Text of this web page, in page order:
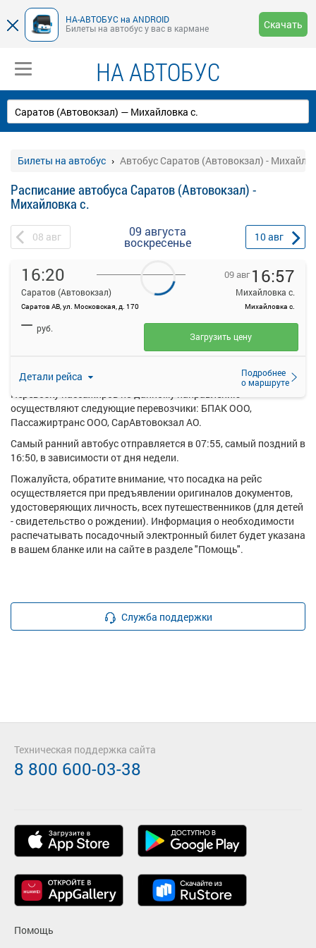
НА-АВТОБУС на ANDROID
Билеты на автобус у вас в кармане
Скачать
НА АВТОБУС
Билеты на автобус Автобус Саратов (Автовокзал) -
Расписание автобуса Саратов (Автовокзал) -
Михайловка с.
08 авг 09 августа
воскресенье 10авг
16:20
Саратов (Автовокзал)
Саратов АВ, ул. Московская, д. 170
09 авг 16:57
Михайловка с.
Михайловка с.
Детали рейса
Подробнее
о маршруте
— руб.
Загрузить цену
На данной странице вы можете ознакомиться с расписанием и
купить билет онлайн на автобус Саратов (Автовокзал) -
Михайловка с..
курсирует в среднем 5 рейсов.
Перевозку пассажиров по данному направлению
осуществляют следующие перевозчики: БПАК ООО,
Пассажиртранс ООО, СарАвтовокзал АО.
Самый ранний автобус отправляется в 07:55, самый поздний в
16:50, в зависимости от дня недели.
Пожалуйста, обратите внимание, что посадка на рейс
осуществляется при предъявлении оригиналов документов,
удостоверяющих личность, всех путешественников (для детей
- свидетельство о рождении). Информация о необходимости
распечатывать посадочный электронный билет будет указана
в вашем бланке или на сайте в разделе "Помощь".
Служба поддержки
Помощь
Техническая поддержка сайта
8 800 600-03-38